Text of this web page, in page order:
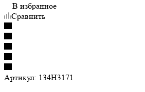
В избранное
Сравнить
Артикул: 134H3171